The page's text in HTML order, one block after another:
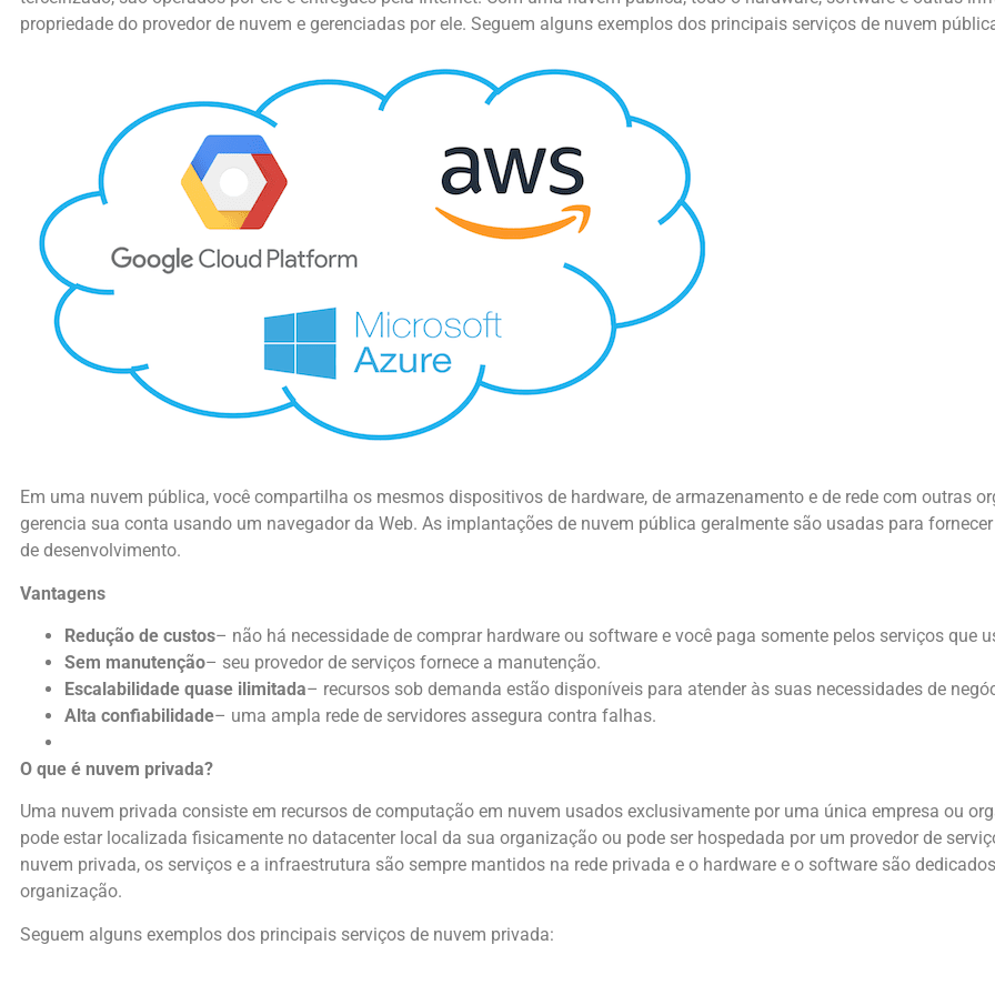
propriedade do provedor de nuvem e gerenciadas por ele. Seguem alguns exemplos dos principais serviços de nuvem
Em uma nuvem pública, você compartilha os mesmos dispositivos de hardware, de armazenamento e de rede com outras
gerencia sua conta usando um navegador da Web. As implantações de nuvem pública geralmente são usadas para
de desenvolvimento.
Vantagens
Redução de custos– não há necessidade de comprar hardware ou software e você paga somente pelos serviços que
Sem manutenção– seu provedor de serviços fornece a manutenção.
Escalabilidade quase ilimitada– recursos sob demanda estão disponíveis para atender às suas necessidades de
Alta confiabilidade– uma ampla rede de servidores assegura contra falhas.
O que é nuvem privada?
Uma nuvem privada consiste em recursos de computação em nuvem usados exclusivamente por uma única empresa ou
pode estar localizada fisicamente no datacenter local da sua organização ou pode ser hospedada por um provedor de
nuvem privada, os serviços e a infraestrutura são sempre mantidos na rede privada e o hardware e o software são
organização.
Seguem alguns exemplos dos principais serviços de nuvem privada: